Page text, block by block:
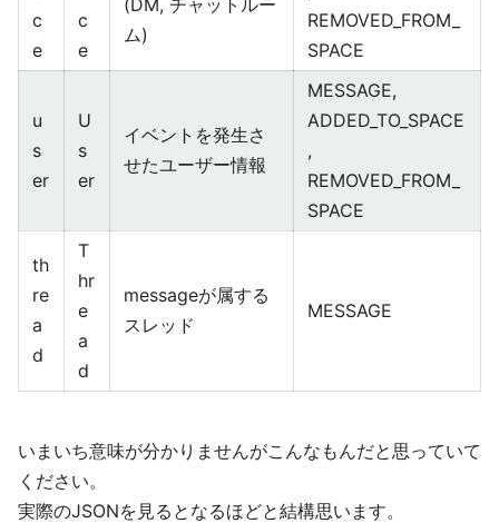
c
e
c
e
(DM, チャットルー
ム)
REMOVED_FROM_
SPACE
u
s
er
U
s
er
イベントを発生さ
せたユーザー情報
MESSAGE,
ADDED_TO_SPACE
,
REMOVED_FROM_
SPACE
th
re
a
d
T
hr
e
a
d
messageが属する
スレッド
MESSAGE
いまいち意味が分かりませんがこんなもんだと思っていて
ください。
実際のJSONを見るとなるほどと結構思います。